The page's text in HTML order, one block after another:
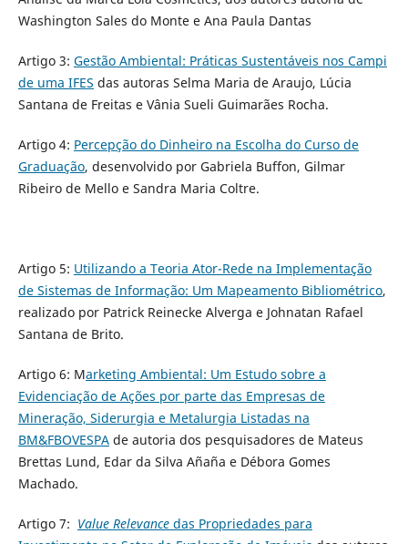
Washington Sales do Monte e Ana Paula Dantas
Artigo 3: Gestão Ambiental: Práticas Sustentáveis nos Campi
de uma IFES das autoras Selma Maria de Araujo, Lúcia
Santana de Freitas e Vânia Sueli Guimarães Rocha.
Artigo 4: Percepção do Dinheiro na Escolha do Curso de
Graduação, desenvolvido por Gabriela Buffon, Gilmar
Ribeiro de Mello e Sandra Maria Coltre.
Artigo 5: Utilizando a Teoria Ator-Rede na Implementação
de Sistemas de Informação: Um Mapeamento Bibliométrico,
realizado por Patrick Reinecke Alverga e Johnatan Rafael
Santana de Brito.
Artigo 6: Marketing Ambiental: Um Estudo sobre a
Evidenciação de Ações por parte das Empresas de
Mineração, Siderurgia e Metalurgia Listadas na
BM&FBOVESPAde autoria dos pesquisadores de Mateus
Brettas Lund, Edar da Silva Añaña e Débora Gomes
Machado.
Artigo 7: Value Relevancedas Propriedades para